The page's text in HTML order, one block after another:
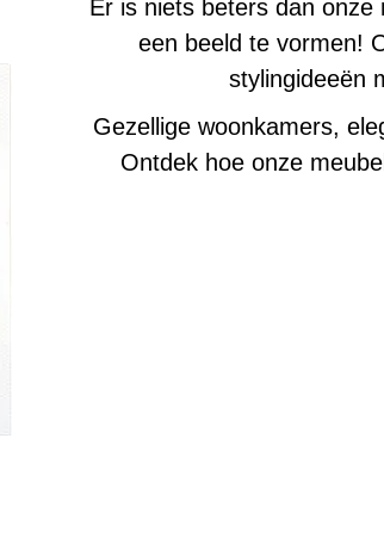
Er is niets beters dan
een beeld te vormen!
stylingideeën
Gezellige woonkamers,
Ontdek hoe onze